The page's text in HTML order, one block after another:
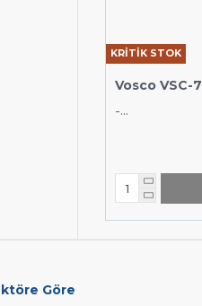
KRİTİK STOK
Vosco VSC-
-...
Göre